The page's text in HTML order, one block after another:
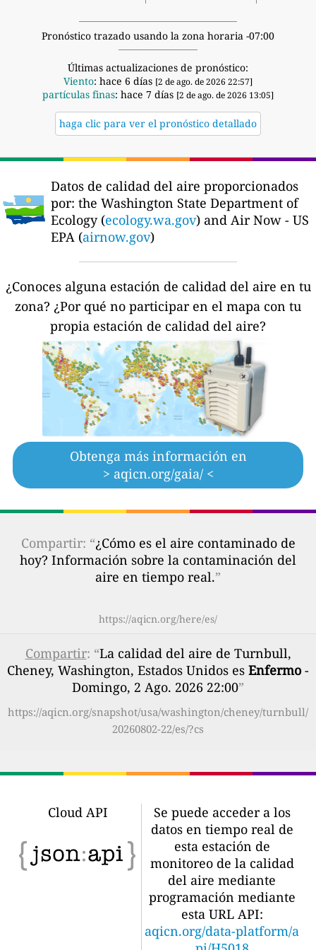
Pronóstico trazado usando la zona horaria -07:00
Últimas actualizaciones de pronóstico:
Viento: hace 6 días [2 de ago. de 2026 22:57]
partículas finas: hace 7 días [2 de ago. de 2026 13:05]
haga clic para ver el pronóstico detallado
Datos de calidad del aire proporcionados
por: the Washington State Department of
Ecology (ecology.wa.gov) and Air Now - US
EPA (airnow.gov)
¿Conoces alguna estación de calidad del aire en tu
zona? ¿Por qué no participar en el mapa con tu
propia estación de calidad del aire?
Obtenga más información en
> aqicn.org/gaia/ <
Compartir: “¿Cómo es el aire contaminado de
hoy? Información sobre la contaminación del
aire en tiempo real.”
https://aqicn.org/here/es/
Compartir: “La calidad del aire de Turnbull,
Cheney, Washington, Estados Unidos es Enfermo-
Domingo, 2 Ago. 2026 22:00”
https://aqicn.org/snapshot/usa/washington/cheney/turnbull/
20260802-22/es/?cs
Cloud API
Se puede acceder a los
datos en tiempo real de
esta estación de
monitoreo de la calidad
del aire mediante
programación mediante
esta URL API:
aqicn.org/data-platform/a